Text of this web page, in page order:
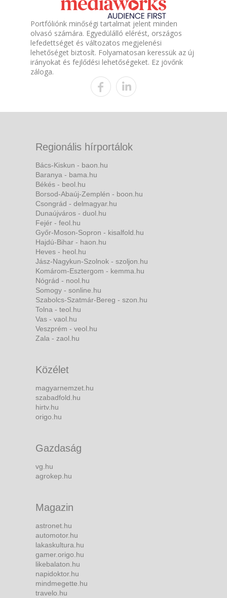
Portfóliónk minőségi tartalmat jelent minden
olvasó számára. Egyedülálló elérést, országos
lefedettséget és változatos megjelenési
lehetőséget biztosít. Folyamatosan keressük az új
irányokat és fejlődési lehetőségeket. Ez jövőnk
záloga.
Regionális hírportálok
Bács-Kiskun - baon.hu
Baranya - bama.hu
Békés - beol.hu
Borsod-Abaúj-Zemplén - boon.hu
Csongrád - delmagyar.hu
Dunaújváros - duol.hu
Fejér - feol.hu
Győr-Moson-Sopron - kisalfold.hu
Hajdú-Bihar - haon.hu
Heves - heol.hu
Jász-Nagykun-Szolnok - szoljon.hu
Komárom-Esztergom - kemma.hu
Nógrád - nool.hu
Somogy - sonline.hu
Szabolcs-Szatmár-Bereg - szon.hu
Tolna - teol.hu
Vas - vaol.hu
Veszprém - veol.hu
Zala - zaol.hu
Közélet
magyarnemzet.hu
szabadfold.hu
hirtv.hu
origo.hu
Gazdaság
vg.hu
agrokep.hu
Magazin
astronet.hu
automotor.hu
lakaskultura.hu
gamer.origo.hu
likebalaton.hu
napidoktor.hu
mindmegette.hu
travelo.hu